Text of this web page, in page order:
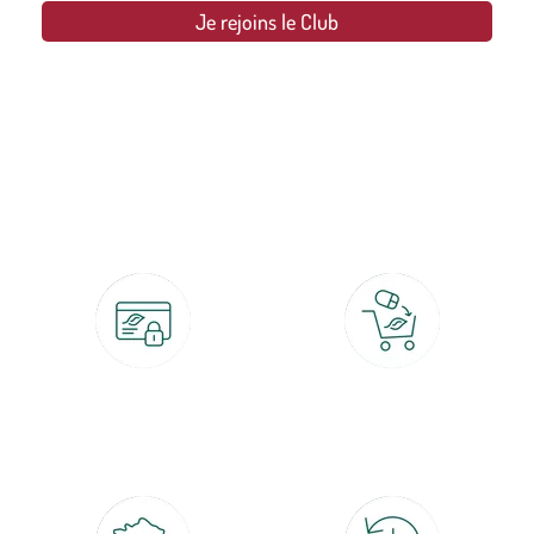
Je rejoins le Club